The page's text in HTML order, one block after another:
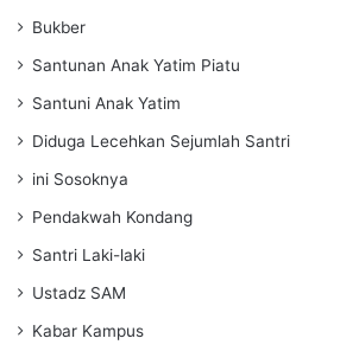
Bukber
Santunan Anak Yatim Piatu
Santuni Anak Yatim
Diduga Lecehkan Sejumlah Santri
ini Sosoknya
Pendakwah Kondang
Santri Laki-laki
Ustadz SAM
Kabar Kampus